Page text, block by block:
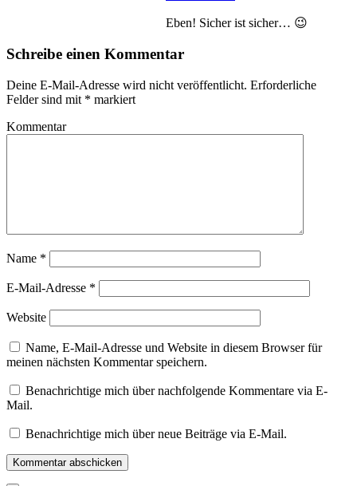
Eben! Sicher ist sicher… 😉
Schreibe einen Kommentar
Deine E-Mail-Adresse wird nicht veröffentlicht. Erforderliche
Felder sind mit * markiert
Kommentar
Name *
E-Mail-Adresse *
Website
Name, E-Mail-Adresse und Website in diesem Browser für
meinen nächsten Kommentar speichern.
Benachrichtige mich über nachfolgende Kommentare via E-
Mail.
Benachrichtige mich über neue Beiträge via E-Mail.